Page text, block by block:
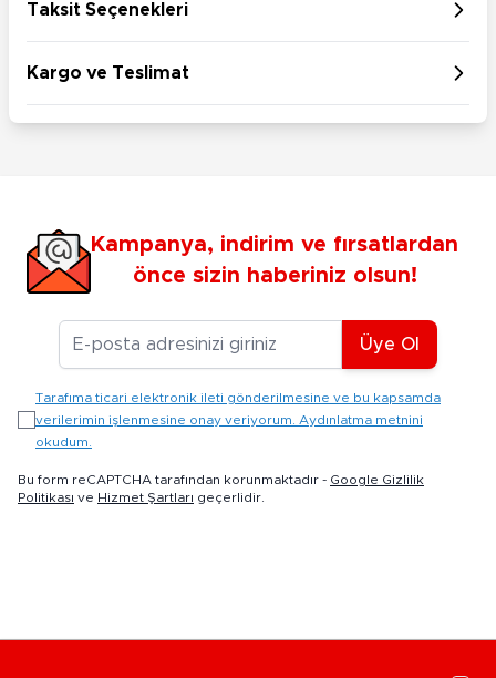
Taksit Seçenekleri
Kargo ve Teslimat
Kampanya, indirim ve fırsatlardan
önce sizin haberiniz olsun!
E-posta Adresiniz
Üye Ol
Tarafıma ticari elektronik ileti gönderilmesine ve bu kapsamda
verilerimin işlenmesine onay veriyorum. Aydınlatma metnini
okudum.
Bu form reCAPTCHA tarafından korunmaktadır - Google Gizlilik
Politikası ve Hizmet Şartları geçerlidir.